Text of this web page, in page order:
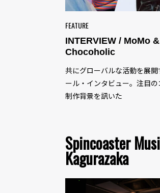
FEATURE
INTERVIEW / MoMo &
Chocoholic
共にグローバルな活動を展開
ール・インタビュー。注目の
制作背景を訊いた
Spincoaster
Kagurazaka